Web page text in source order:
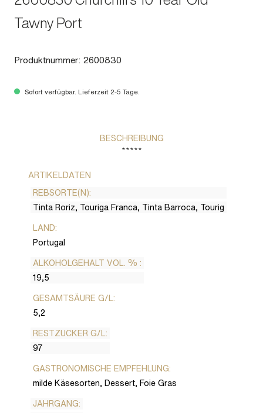
Tawny Port
Produktnummer: 2600830
Sofort verfügbar. Lieferzeit 2-5 Tage.
ARTIKELDATEN
REBSORTE(N):
Tinta Roriz, Touriga Franca, Tinta Barroca, Tourig
LAND:
Portugal
ALKOHOLGEHALT VOL. % :
19,5
GESAMTSÄURE G/L:
5,2
RESTZUCKER G/L:
97
GASTRONOMISCHE EMPFEHLUNG:
milde Käsesorten, Dessert, Foie Gras
JAHRGANG:
BESCHREIBUNG
*****